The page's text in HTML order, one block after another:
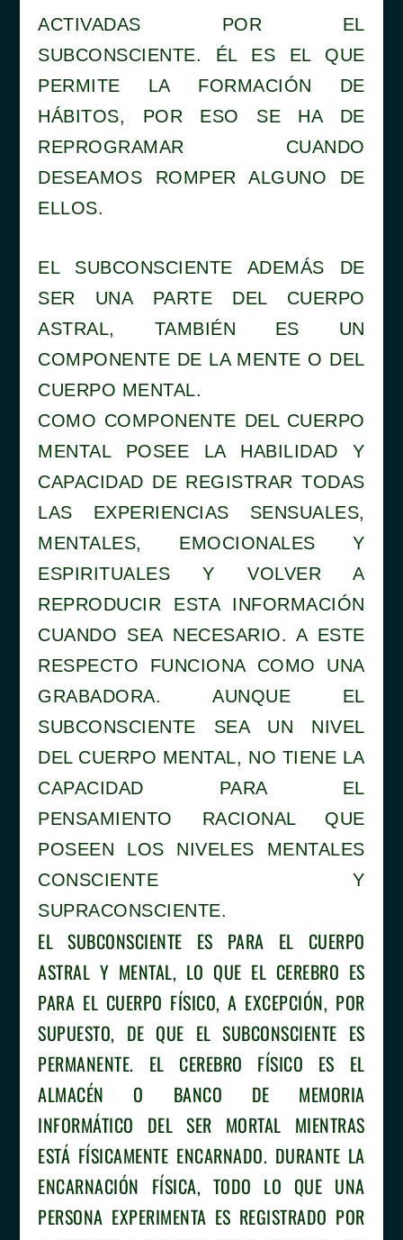
ACTIVADAS POR EL
SUBCONSCIENTE. ÉL ES EL QUE
PERMITE LA FORMACIÓN DE
HÁBITOS, POR ESO SE HA DE
REPROGRAMAR CUANDO
DESEAMOS ROMPER ALGUNO DE
ELLOS.
EL SUBCONSCIENTE ADEMÁS DE
SER UNA PARTE DEL CUERPO
ASTRAL, TAMBIÉN ES UN
COMPONENTE DE LA MENTE O DEL
CUERPO MENTAL.
COMO COMPONENTE DEL CUERPO
MENTAL POSEE LA HABILIDAD Y
CAPACIDAD DE REGISTRAR TODAS
LAS EXPERIENCIAS SENSUALES,
MENTALES, EMOCIONALES Y
ESPIRITUALES Y VOLVER A
REPRODUCIR ESTA INFORMACIÓN
CUANDO SEA NECESARIO. A ESTE
RESPECTO FUNCIONA COMO UNA
GRABADORA. AUNQUE EL
SUBCONSCIENTE SEA UN NIVEL
DEL CUERPO MENTAL, NO TIENE LA
CAPACIDAD PARA EL
PENSAMIENTO RACIONAL QUE
POSEEN LOS NIVELES MENTALES
CONSCIENTE Y
SUPRACONSCIENTE.
EL SUBCONSCIENTE ES PARA EL CUERPO
ASTRAL Y MENTAL, LO QUE EL CEREBRO ES
PARA EL CUERPO FÍSICO, A EXCEPCIÓN, POR
SUPUESTO, DE QUE EL SUBCONSCIENTE ES
PERMANENTE. EL CEREBRO FÍSICO ES EL
ALMACÉN O BANCO DE MEMORIA
INFORMÁTICO DEL SER MORTAL MIENTRAS
ESTÁ FÍSICAMENTE ENCARNADO. DURANTE LA
ENCARNACIÓN FÍSICA, TODO LO QUE UNA
PERSONA EXPERIMENTA ES REGISTRADO POR